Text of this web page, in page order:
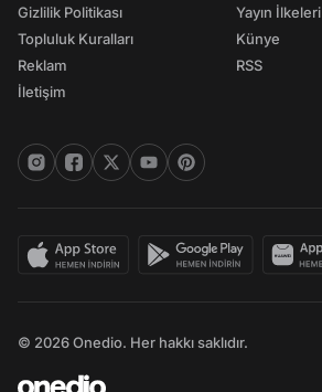
Gizlilik Politikası
Topluluk Kuralları
Reklam
İletişim
Yayın İlkeleri
Künye
RSS
© 2026 Onedio. Her hakkı saklıdır.